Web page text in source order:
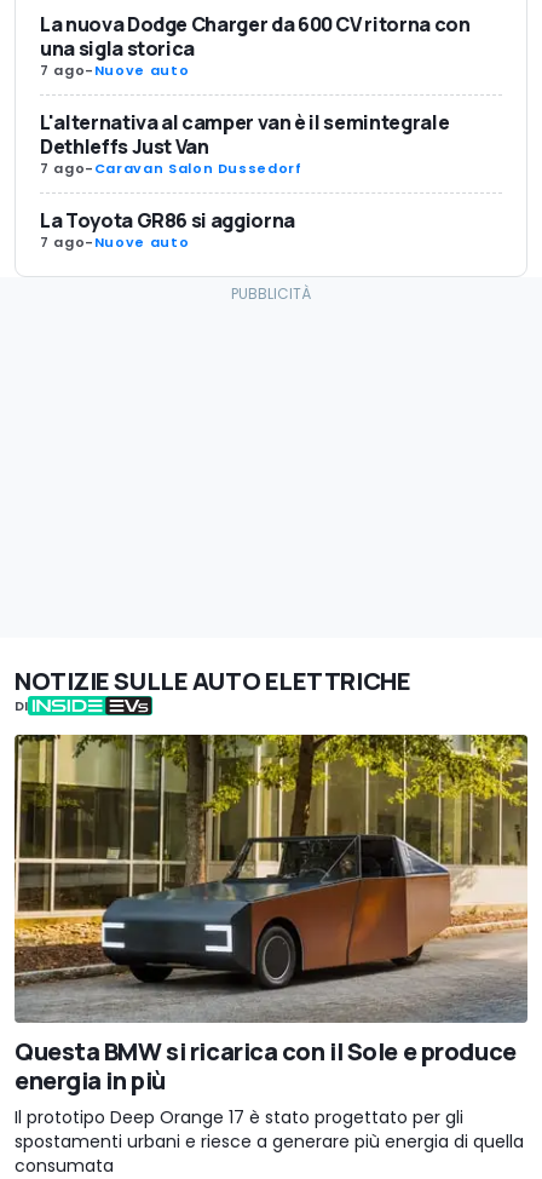
La nuova Dodge Charger da 600 CV ritorna con
una sigla storica
7 ago-Nuove auto
L'alternativa al camper van è il semintegrale
Dethleffs Just Van
7 ago-Caravan Salon Dussedorf
La Toyota GR86 si aggiorna
7 ago-Nuove auto
NOTIZIE SULLE AUTO ELETTRICHE
DI
Questa BMW si ricarica con il Sole e produce
energia in più
Il prototipo Deep Orange 17 è stato progettato per gli
spostamenti urbani e riesce a generare più energia di quella
consumata